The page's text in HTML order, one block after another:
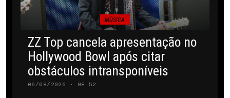
MÚSICA
ZZ Top cancela apresentação no
Hollywood Bowl após citar
obstáculos intransponíveis
06/08/2026 · 08:52